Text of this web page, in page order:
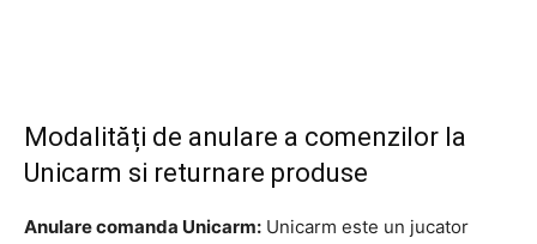
Modalități de anulare a comenzilor la
Unicarm si returnare produse
Anulare comanda Unicarm: Unicarm este un jucator